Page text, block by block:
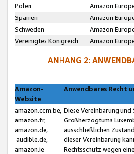
Polen
Amazon
Spanien
Amazon
Schweden
Amazon
Vereinigtes Königreich
Amazon
ANHANG 2:
Amazon-
Website
Anwendbares Recht
amazon.com.be,
amazon.fr,
amazon.de,
audible.de,
amazon.ie
Diese Vereinbarung
Großherzogtums
ausschließlichen
dieser Vereinbarung
Rechtsschutz wegen